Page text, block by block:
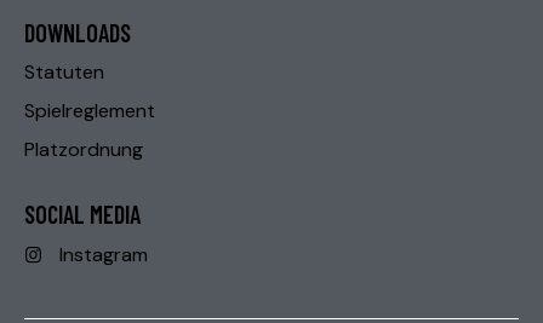
DOWNLOADS
Statuten
Spielreglement
Platzordnung
SOCIAL MEDIA
Instagram